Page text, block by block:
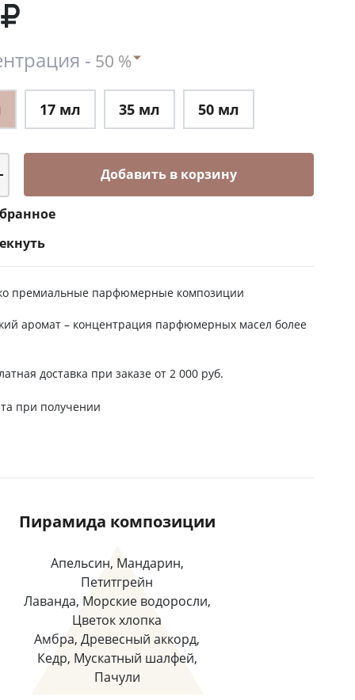
-
17 мл 35 мл 50 мл
Добавить в корзину
премиальные парфюмерные композиции
аромат – концентрация парфюмерных масел более
доставка при заказе от 2 000 руб.
при получении
Пирамида композиции
Апельсин, Мандарин,
Петитгрейн
Лаванда, Морские водоросли,
Цветок хлопка
Амбра, Древесный аккорд,
Кедр, Мускатный шалфей,
Пачули